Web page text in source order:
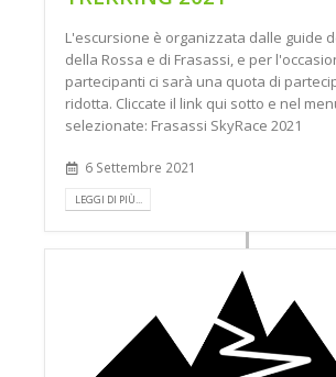
L'escursione è organizzata dalle guide
della Rossa e di Frasassi, e per
partecipanti ci sarà una quota di
ridotta. Cliccate il link qui sotto e nel
selezionate: Frasassi SkyRace 2021
6 Settembre 2021
LEGGI DI PIÙ...